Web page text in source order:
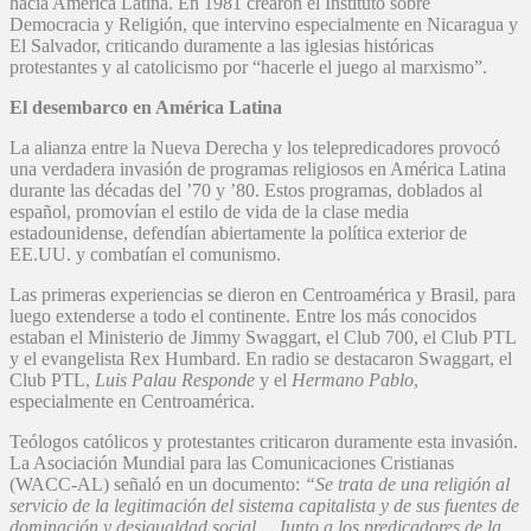
Democracia y Religión, que intervino especialmente en Nicaragua y
El Salvador, criticando duramente a las iglesias históricas
protestantes y al catolicismo por “hacerle el juego al marxismo”.
El desembarco en América Latina
La alianza entre la Nueva Derecha y los telepredicadores provocó
una verdadera invasión de programas religiosos en América Latina
durante las décadas del ’70 y ’80. Estos programas, doblados al
español, promovían el estilo de vida de la clase media
estadounidense, defendían abiertamente la política exterior de
EE.UU. y combatían el comunismo.
Las primeras experiencias se dieron en Centroamérica y Brasil, para
luego extenderse a todo el continente. Entre los más conocidos
estaban el Ministerio de Jimmy Swaggart, el Club 700, el Club PTL
y el evangelista Rex Humbard. En radio se destacaron Swaggart, el
Club PTL, Luis Palau Responde y el Hermano Pablo,
especialmente en Centroamérica.
Teólogos católicos y protestantes criticaron duramente esta invasión.
La Asociación Mundial para las Comunicaciones Cristianas
(WACC-AL) señaló en un documento: “Se trata de una religión al
servicio de la legitimación del sistema capitalista y de sus fuentes de